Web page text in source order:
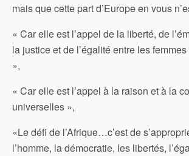
mais que cette part d’Europe en vous
« Car elle est l’appel de la liberté, de
la justice et de l’égalité entre les
»,
« Car elle est l’appel à la raison et à la
universelles »,
«Le défi de l’Afrique…c’est de
l’homme, la démocratie, les libertés,